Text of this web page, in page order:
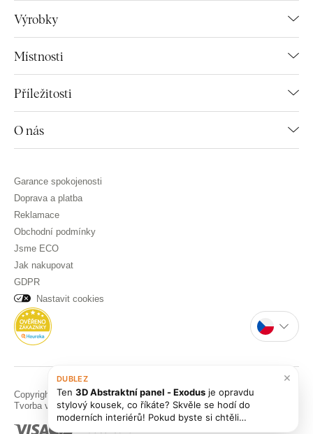
Výrobky
Místnosti
Příležitosti
O nás
Garance spokojenosti
Doprava a platba
Reklamace
Obchodní podmínky
Jsme ECO
Jak nakupovat
GDPR
Nastavit cookies
Copyright © DUBLEZ 2026 | Všechna práva vyhrazena
Tvorba výkonných internetových obchodů odRIESENIA
DUBLEZ
Ten 3D Abstraktní panel - Exodus je opravdu
stylový kousek, co říkáte? Skvěle se hodí do
moderních interiérů! Pokud byste si chtěli
prohlédnout i další podobné
×